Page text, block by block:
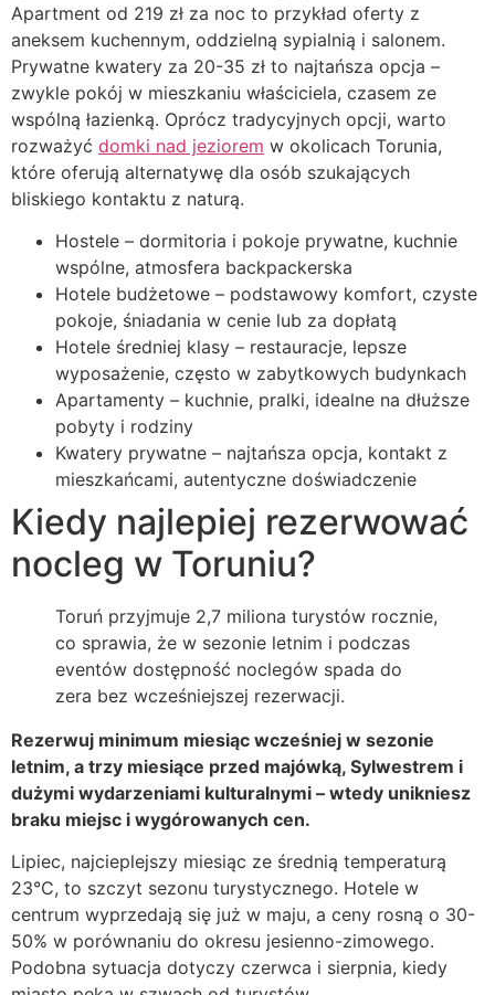
Apartment od 219 zł za noc to przykład oferty z
aneksem kuchennym, oddzielną sypialnią i salonem.
Prywatne kwatery za 20-35 zł to najtańsza opcja –
zwykle pokój w mieszkaniu właściciela, czasem ze
wspólną łazienką. Oprócz tradycyjnych opcji, warto
rozważyć domki nad jeziorem w okolicach Torunia,
które oferują alternatywę dla osób szukających
bliskiego kontaktu z naturą.
Hostele – dormitoria i pokoje prywatne, kuchnie
wspólne, atmosfera backpackerska
Hotele budżetowe – podstawowy komfort, czyste
pokoje, śniadania w cenie lub za dopłatą
Hotele średniej klasy – restauracje, lepsze
wyposażenie, często w zabytkowych budynkach
Apartamenty – kuchnie, pralki, idealne na dłuższe
pobyty i rodziny
Kwatery prywatne – najtańsza opcja, kontakt z
mieszkańcami, autentyczne doświadczenie
Kiedy najlepiej rezerwować
nocleg w Toruniu?
Toruń przyjmuje 2,7 miliona turystów rocznie,
co sprawia, że w sezonie letnim i podczas
eventów dostępność noclegów spada do
zera bez wcześniejszej rezerwacji.
Rezerwuj minimum miesiąc wcześniej w sezonie
letnim, a trzy miesiące przed majówką, Sylwestrem i
dużymi wydarzeniami kulturalnymi – wtedy unikniesz
braku miejsc i wygórowanych cen.
Lipiec, najcieplejszy miesiąc ze średnią temperaturą
23°C, to szczyt sezonu turystycznego. Hotele w
centrum wyprzedają się już w maju, a ceny rosną o 30-
50% w porównaniu do okresu jesienno-zimowego.
Podobna sytuacja dotyczy czerwca i sierpnia, kiedy